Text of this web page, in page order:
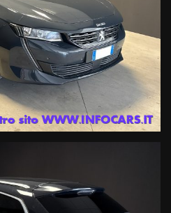
BLUEHDI.
I-COCKPIT, SISTEMA DI
CON APPLE CARPLAY E ANDROID
INTEGRATO, CERCHI IN LEGA DA
BI-ZONA, INTERNI IN
SENSORI DI
CON RETROCAMERA
KEYLESS START, CRUISE
D'EMERGENZA AUTOMATICA E
CARREGGIATA, VETRI
presso le nostre 3 sedi di ESTE PD :